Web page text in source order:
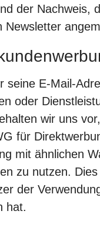
der Nachweis,
Newsletter
seine E-Mail-
oder
wir uns
für
mit ähnlichen
zu nutzen.
der
hat.